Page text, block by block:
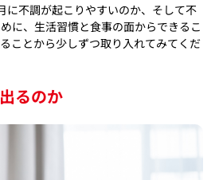
に不調が起こりやすいのか、そして不
に、生活習慣と食事の面からできるこ
ことから少しずつ取り入れてみてくだ
るのか